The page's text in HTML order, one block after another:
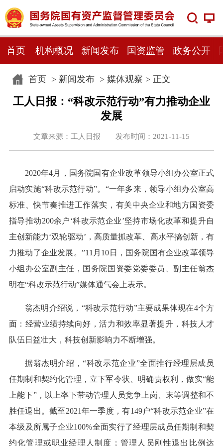
首页 机构概况 新闻发布 国资监管 政务公开
首页> 新闻发布> 媒体观察 > 正文
工人日报：“科改示范行动”有力推动企业
发展
文章来源：工人日报 发布时间：2021-11-15
2020年4月，国务院国有企业改革领导小组办公室正式
启动实施“科改示范行动”。“一年多来，领导小组办公室高
标准、快节奏推进工作落实，有关中央企业和地方国资委
指导推动200余户‘科改示范企业’坚持市场化改革和提升自
主创新能力‘双轮驱动’，高质量抓改革、高水平搞创新，有
力推动了企业发展。”11月10日，国务院国有企业改革领导
小组办公室副主任，国务院国资委党委委员、副主任翁杰
明在“科改示范行动”媒体通气会上表示。
翁杰明介绍说，“科改示范行动”主要成果体现在4个方
面：经营业绩持续向好，活力和效率显著提升，科技人才
队伍日益壮大，科技创新影响力不断增强。
据翁杰明介绍，“科改示范企业”全面推行经理层成员
任期制和契约化管理，立下军令状、明确责权利，做实“能
上能下”，以上率下带动管理人员竞争上岗、末等调整和不
胜任退出。截至2021年一季度，有149户“科改示范企业”在
本级及所属子企业100%全面实行了经理层成员任期制和契
约化管理或职业经理人制度；管理人员刚性退出比例达